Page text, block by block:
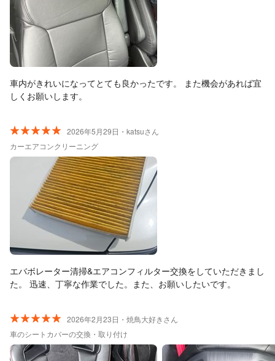
車内がきれいになってとても良かったです。 また機会があれば宜
しくお願いします。
2026年5月29日・katsuさん
カーエアコンクリーニング
エバボレーター清掃&エアコンフィルター交換をしていただきまし
た。 迅速、丁寧な作業でした。また、お願いしたいです。
2026年2月23日・焼鳥大好きさん
車のシートカバーの交換・取り付け